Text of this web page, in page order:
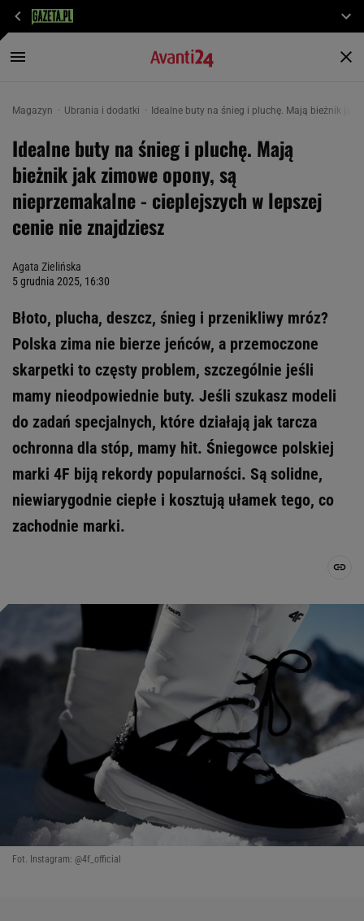
Magazyn Ubrania i dodatki Idealne buty na śnieg i pluchę. Mają bieżnik jak
Idealne buty na śnieg i pluchę. Mają
bieżnik jak zimowe opony, są
nieprzemakalne - cieplejszych w lepszej
cenie nie znajdziesz
Agata Zielińska
5 grudnia 2025, 16:30
Błoto, plucha, deszcz, śnieg i przenikliwy mróz?
Polska zima nie bierze jeńców, a przemoczone
skarpetki to częsty problem, szczególnie jeśli
mamy nieodpowiednie buty. Jeśli szukasz modeli
do zadań specjalnych, które działają jak tarcza
ochronna dla stóp, mamy hit. Śniegowce polskiej
marki 4F biją rekordy popularności. Są solidne,
niewiarygodnie ciepłe i kosztują ułamek tego, co
zachodnie marki.
Fot. Instagram: @4f_official